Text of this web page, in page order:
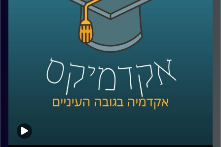
על הקבוצה המבקרת, על הקבוצה המבוקרת
ועל קבוצות חיצוניות לסכסוך .
AudioVersity